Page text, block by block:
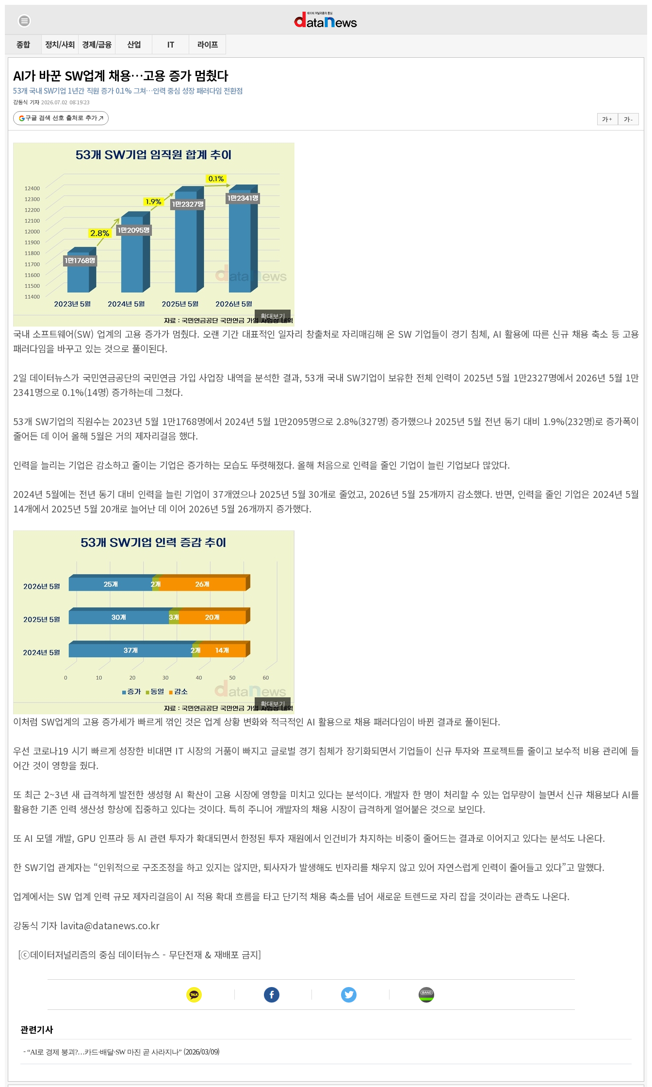
종합 정치/사회 경제/금융 산업 IT 라이프
AI가 바꾼 SW업계 채용…고용 증가 멈췄다
53개 국내 SW기업 1년간 직원 증가 0.1% 그쳐…인력 중심 성장 패러다임 전환점
강동식 기자2026.07.02 08:19:23
가 + 가 -
구글 검색 선호 출처로 추가
확대보기
국내 소프트웨어(SW) 업계의 고용 증가가 멈췄다. 오랜 기간 대표적인 일자리 창출처로 자리매김해 온 SW 기업들이 경기 침체, AI 활용에 따른 신규 채용 축소 등 고용
패러다임을 바꾸고 있는 것으로 풀이된다.
2일 데이터뉴스가 국민연금공단의 국민연금 가입 사업장 내역을 분석한 결과, 53개 국내 SW기업이 보유한 전체 인력이 2025년 5월 1만2327명에서 2026년 5월 1만
2341명으로 0.1%(14명) 증가하는데 그쳤다.
53개 SW기업의 직원수는 2023년 5월 1만1768명에서 2024년 5월 1만2095명으로 2.8%(327명) 증가했으나 2025년 5월 전년 동기 대비 1.9%(232명)로 증가폭이
줄어든 데 이어 올해 5월은 거의 제자리걸음 했다.
인력을 늘리는 기업은 감소하고 줄이는 기업은 증가하는 모습도 뚜렷해졌다. 올해 처음으로 인력을 줄인 기업이 늘린 기업보다 많았다.
2024년 5월에는 전년 동기 대비 인력을 늘린 기업이 37개였으나 2025년 5월 30개로 줄었고, 2026년 5월 25개까지 감소했다. 반면, 인력을 줄인 기업은 2024년 5월
14개에서 2025년 5월 20개로 늘어난 데 이어 2026년 5월 26개까지 증가했다.
확대보기
이처럼 SW업계의 고용 증가세가 빠르게 꺾인 것은 업계 상황 변화와 적극적인 AI 활용으로 채용 패러다임이 바뀐 결과로 풀이된다.
우선 코로나19 시기 빠르게 성장한 비대면 IT 시장의 거품이 빠지고 글로벌 경기 침체가 장기화되면서 기업들이 신규 투자와 프로젝트를 줄이고 보수적 비용 관리에 들
어간 것이 영향을 줬다.
또 최근 2~3년 새 급격하게 발전한 생성형 AI 확산이 고용 시장에 영향을 미치고 있다는 분석이다. 개발자 한 명이 처리할 수 있는 업무량이 늘면서 신규 채용보다 AI를
활용한 기존 인력 생산성 향상에 집중하고 있다는 것이다. 특히 주니어 개발자의 채용 시장이 급격하게 얼어붙은 것으로 보인다.
또 AI 모델 개발, GPU 인프라 등 AI 관련 투자가 확대되면서 한정된 투자 재원에서 인건비가 차지하는 비중이 줄어드는 결과로 이어지고 있다는 분석도 나온다.
한 SW기업 관계자는 “인위적으로 구조조정을 하고 있지는 않지만, 퇴사자가 발생해도 빈자리를 채우지 않고 있어 자연스럽게 인력이 줄어들고 있다”고 말했다.
업계에서는 SW 업계 인력 규모 제자리걸음이 AI 적용 확대 흐름을 타고 단기적 채용 축소를 넘어 새로운 트렌드로 자리 잡을 것이라는 관측도 나온다.
강동식 기자 lavita@datanews.co.kr
[ⓒ데이터저널리즘의 중심 데이터뉴스 - 무단전재 & 재배포 금지]
관련기사
-“AI로 경제 붕괴?…카드·배달·SW 마진 곧 사라지나” (2026/03/09)